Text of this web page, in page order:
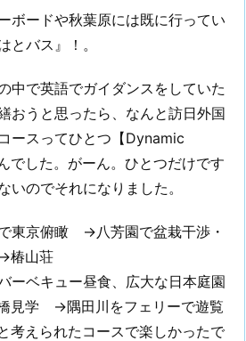
ボードや秋葉原には既に行ってい
とバス』！。
中で英語でガイダンスをしていた
おうと思ったら、なんと訪日外国
ースってひとつ【Dynamic
でした。がーん。ひとつだけです
いのでそれになりました。
東京俯瞰 →八芳園で盆栽干渉・
椿山荘
ーベキュー昼食、広大な日本庭園
見学 →隅田川をフェリーで遊覧
えられたコースで楽しかったで